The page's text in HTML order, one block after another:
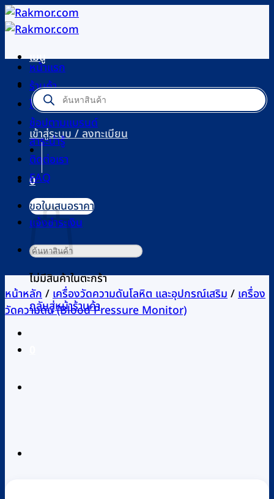
ข้าม
ไป
เนื้อหาเมนู
Products
search
เข้าสู่ระบบ / ลงทะเบียน
0
ตะกร้าสินค้า
ไม่มีสินค้าในตะกร้า
กลับสู่หน้าร้านค้า
หน้าแรก
ร้านค้า
โปรโมชัน
ช้อปตามแบรนด์
สาระน่ารู้
ติดต่อเรา
FAQ
ขอใบเสนอราคา
แจ้งชำระเงิน
ค้นหา:
หน้าหลัก/เครื่องวัดความดันโลหิต และอุปกรณ์เสริม/เครื่อง
วัดความดัน (Blood Pressure Monitor)